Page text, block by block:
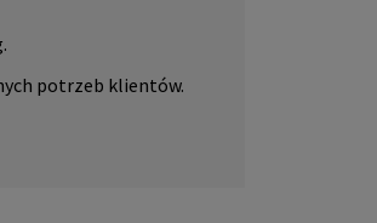
potrzeb klientów.